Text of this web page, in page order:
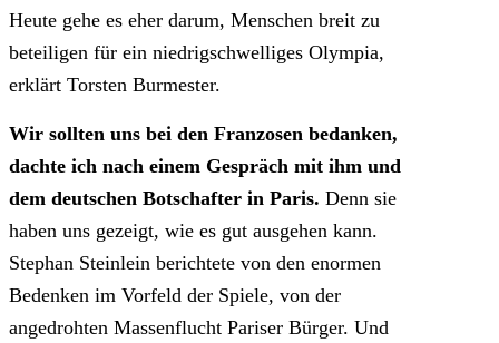
Heute gehe es eher darum, Menschen breit zu
beteiligen für ein niedrigschwelliges Olympia,
erklärt Torsten Burmester.
Wir sollten uns bei den Franzosen bedanken,
dachte ich nach einem Gespräch mit ihm und
dem deutschen Botschafter in Paris. Denn sie
haben uns gezeigt, wie es gut ausgehen kann.
Stephan Steinlein berichtete von den enormen
Bedenken im Vorfeld der Spiele, von der
angedrohten Massenflucht Pariser Bürger. Und